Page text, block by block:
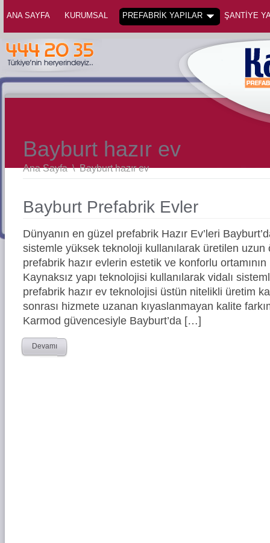
ANA SAYFA KURUMSAL PREFABRİK YAPILAR ŞANTİYE
Bayburt hazır ev
Ana Sayfa \Bayburt hazır ev
Bayburt Prefabrik Evler
Dünyanın en güzel prefabrik Hazır Ev’leri
sistemle yüksek teknoloji kullanılarak üretilen
prefabrik hazır evlerin estetik ve konforlu ortamının
Kaynaksız yapı teknolojisi kullanılarak vidalı
prefabrik hazır ev teknolojisi üstün nitelikli üretim
sonrası hizmete uzanan kıyaslanmayan kalite
Karmod güvencesiyle Bayburt’da […]
Devamı